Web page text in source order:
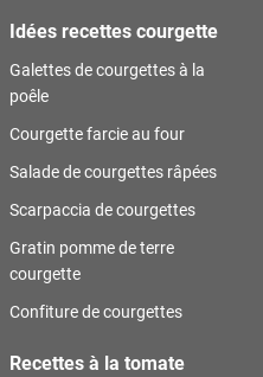
Idées recettes courgette
Galettes de courgettes à la
poêle
Courgette farcie au four
Salade de courgettes râpées
Scarpaccia de courgettes
Gratin pomme de terre
courgette
Confiture de courgettes
Recettes à la tomate